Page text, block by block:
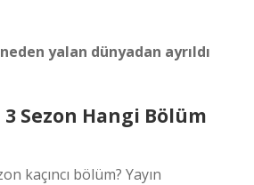
yalan dünyadan ayrıldı
Sezon Hangi Bölüm
kaçıncı bölüm? Yayın